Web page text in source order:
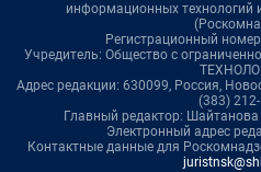
информационных технологий
Регистрационный
Учредитель: Общество с
Адрес редакции: 630099, Россия,
(383)
Главный редактор:
Электронный адрес
Контактные данные для